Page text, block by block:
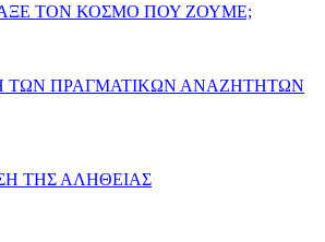
ΤΟΝ ΚΟΣΜΟ ΠΟΥ ΖΟΥΜΕ;
ΤΩΝ ΠΡΑΓΜΑΤΙΚΩΝ ΑΝΑΖΗΤΗΤΩΝ
ΤΗΣ ΑΛΗΘΕΙΑΣ